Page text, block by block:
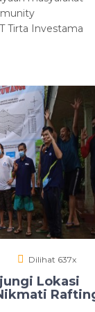
Tirta Investama
Dilihat 637x
Lokasi